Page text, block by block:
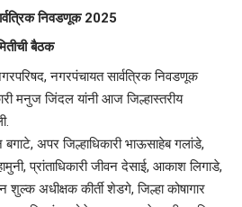
निवडणूक 2025
बैठक
नगरपंचायत सार्वत्रि‍क निवडणूक
मनुज जिंदल यांनी आज जिल्हास्तरीय
अपर जिल्हाधिकारी भाऊसाहेब गलांडे,
प्रांताधिकारी जीवन देसाई, आकाश लिगाडे,
शुल्क अधीक्षक कीर्ती शेडगे, जिल्हा कोषागार